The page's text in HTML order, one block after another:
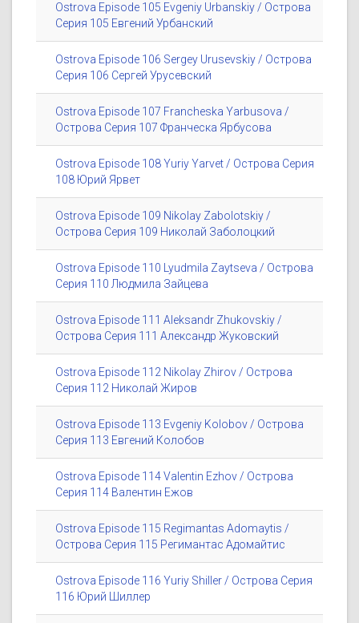
Ostrova Episode 105 Evgeniy Urbanskiy / Острова
Серия 105 Евгений Урбанский
Ostrova Episode 106 Sergey Urusevskiy / Острова
Серия 106 Сергей Урусевский
Ostrova Episode 107 Francheska Yarbusova /
Острова Серия 107 Франческа Ярбусова
Ostrova Episode 108 Yuriy Yarvet / Острова Серия
108 Юрий Ярвет
Ostrova Episode 109 Nikolay Zabolotskiy /
Острова Серия 109 Николай Заболоцкий
Ostrova Episode 110 Lyudmila Zaytseva / Острова
Серия 110 Людмила Зайцева
Ostrova Episode 111 Aleksandr Zhukovskiy /
Острова Серия 111 Александр Жуковский
Ostrova Episode 112 Nikolay Zhirov / Острова
Серия 112 Николай Жиров
Ostrova Episode 113 Evgeniy Kolobov / Острова
Серия 113 Евгений Колобов
Ostrova Episode 114 Valentin Ezhov / Острова
Серия 114 Валентин Ежов
Ostrova Episode 115 Regimantas Adomaytis /
Острова Серия 115 Регимантас Адомайтис
Ostrova Episode 116 Yuriy Shiller / Острова Серия
116 Юрий Шиллер